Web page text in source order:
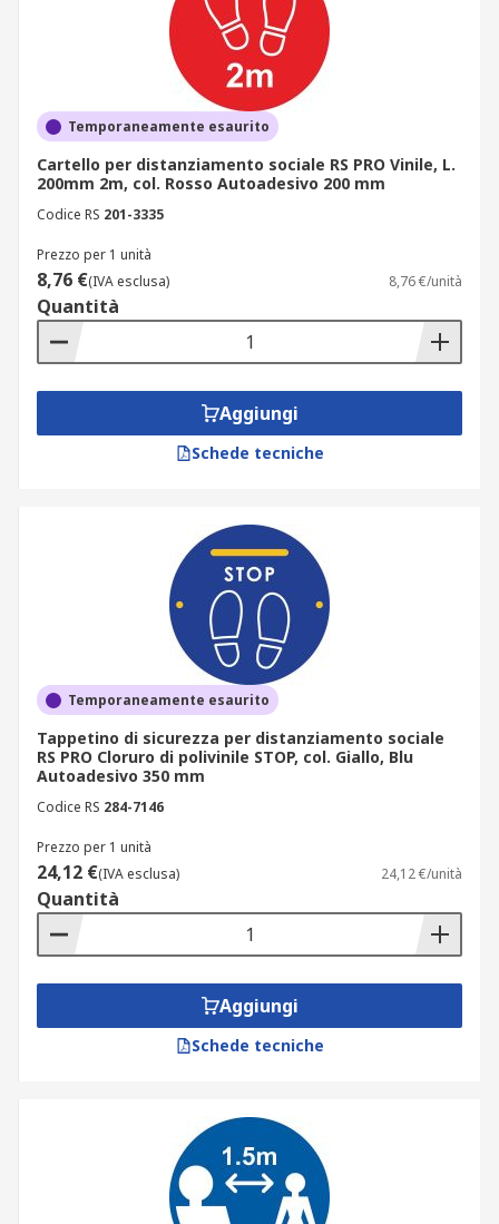
Temporaneamente esaurito
Cartello per distanziamento sociale RS PRO Vinile, L.
200mm 2m, col. Rosso Autoadesivo 200 mm
Codice RS 201-3335
Prezzo per 1 unità
8,76 €(IVA esclusa) 8,76 €/unità
Quantità
Aggiungi
Schede tecniche
Temporaneamente esaurito
Tappetino di sicurezza per distanziamento sociale
RS PRO Cloruro di polivinile STOP, col. Giallo, Blu
Autoadesivo 350 mm
Codice RS 284-7146
Prezzo per 1 unità
24,12 €(IVA esclusa) 24,12 €/unità
Quantità
Aggiungi
Schede tecniche